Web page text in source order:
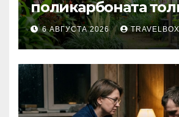
поликарбоната
и 6 мм
6 АВГУСТА 2026